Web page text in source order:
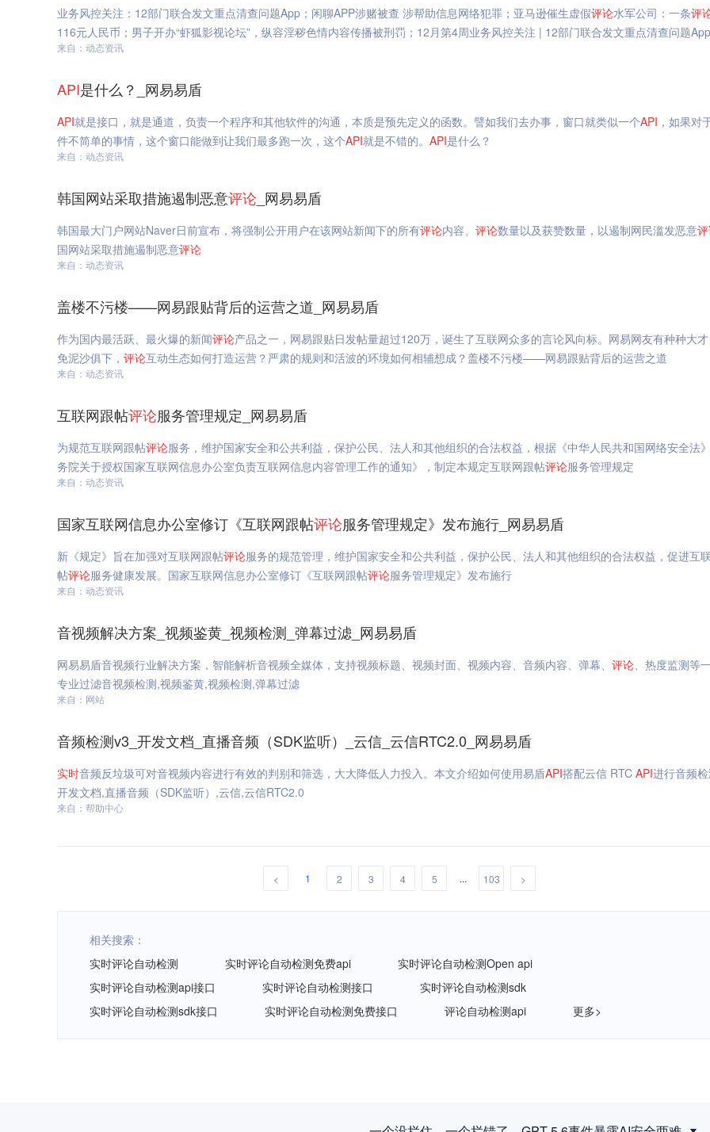
业务风控关注：12部门联合发文重点清查问题App；闲聊APP涉赌被查 涉帮助信息网络犯罪；亚马逊催生虚假评论水军公司：一条评
116元人民币；男子开办“虾狐影视论坛”，纵容淫秽色情内容传播被刑罚；12月第4周业务风控关注 | 12部门联合发文重点清查问题App
来自：动态资讯
API是什么？_网易易盾
API就是接口，就是通道，负责一个程序和其他软件的沟通，本质是预先定义的函数。譬如我们去办事，窗口就类似一个API ，如果对
件不简单的事情，这个窗口能做到让我们最多跑一次，这个API就是不错的。 API是什么？
来自：动态资讯
韩国网站采取措施遏制恶意评论 _网易易盾
韩国最大门户网站Naver日前宣布，将强制公开用户在该网站新闻下的所有评论内容、 评论数量以及获赞数量，以遏制网民滥发恶意
国网站采取措施遏制恶意评论
来自：动态资讯
盖楼不污楼——网易跟贴背后的运营之道_网易易盾
作为国内最活跃、最火爆的新闻评论产品之一，网易跟贴日发帖量超过120万，诞生了互联网众多的言论风向标。网易网友有种种大
免泥沙俱下， 评论互动生态如何打造运营？严肃的规则和活波的环境如何相辅想成？盖楼不污楼——网易跟贴背后的运营之道
来自：动态资讯
互联网跟帖评论服务管理规定_网易易盾
为规范互联网跟帖评论服务，维护国家安全和公共利益，保护公民、法人和其他组织的合法权益，根据《中华人民共和国网络安全法
务院关于授权国家互联网信息办公室负责互联网信息内容管理工作的通知》，制定本规定互联网跟帖评论服务管理规定
来自：动态资讯
国家互联网信息办公室修订《互联网跟帖评论服务管理规定》发布施行_网易易盾
新《规定》旨在加强对互联网跟帖评论服务的规范管理，维护国家安全和公共利益，保护公民、法人和其他组织的合法权益，促进互
帖评论服务健康发展。国家互联网信息办公室修订《互联网跟帖评论服务管理规定》发布施行
来自：动态资讯
音视频解决方案_视频鉴黄_视频检测_弹幕过滤_网易易盾
网易易盾音视频行业解决方案，智能解析音视频全媒体，支持视频标题、视频封面、视频内容、音频内容、弹幕、 评论、热度监测等
专业过滤音视频检测,视频鉴黄,视频检测,弹幕过滤
来自：网站
音频检测v3_开发文档_直播音频（SDK监听）_云信_云信RTC2.0_网易易盾
实时音频反垃圾可对音视频内容进行有效的判别和筛选，大大降低人力投入。本文介绍如何使用易盾API搭配云信 RTC API进行音频
开发文档,直播音频（SDK监听）,云信,云信RTC2.0
来自：帮助中心
< 1 2 3 4 5 ... 103 >
相关搜索：
实时评论自动检测
实时评论自动检测免费api
实时评论自动检测Open api
实时评论自动检测api接口
实时评论自动检测接口
实时评论自动检测sdk
实时评论自动检测sdk接口
实时评论自动检测免费接口 评论自动检测api 更多>